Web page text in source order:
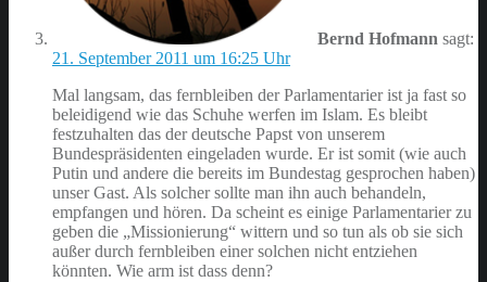
Bernd Hofmann sagt:
21. September 2011 um 16:25 Uhr
Mal langsam, das fernbleiben der Parlamentarier ist ja fast so
beleidigend wie das Schuhe werfen im Islam. Es bleibt
festzuhalten das der deutsche Papst von unserem
Bundespräsidenten eingeladen wurde. Er ist somit (wie auch
Putin und andere die bereits im Bundestag gesprochen haben)
unser Gast. Als solcher sollte man ihn auch behandeln,
empfangen und hören. Da scheint es einige Parlamentarier zu
geben die „Missionierung“ wittern und so tun als ob sie sich
außer durch fernbleiben einer solchen nicht entziehen
könnten. Wie arm ist dass denn?